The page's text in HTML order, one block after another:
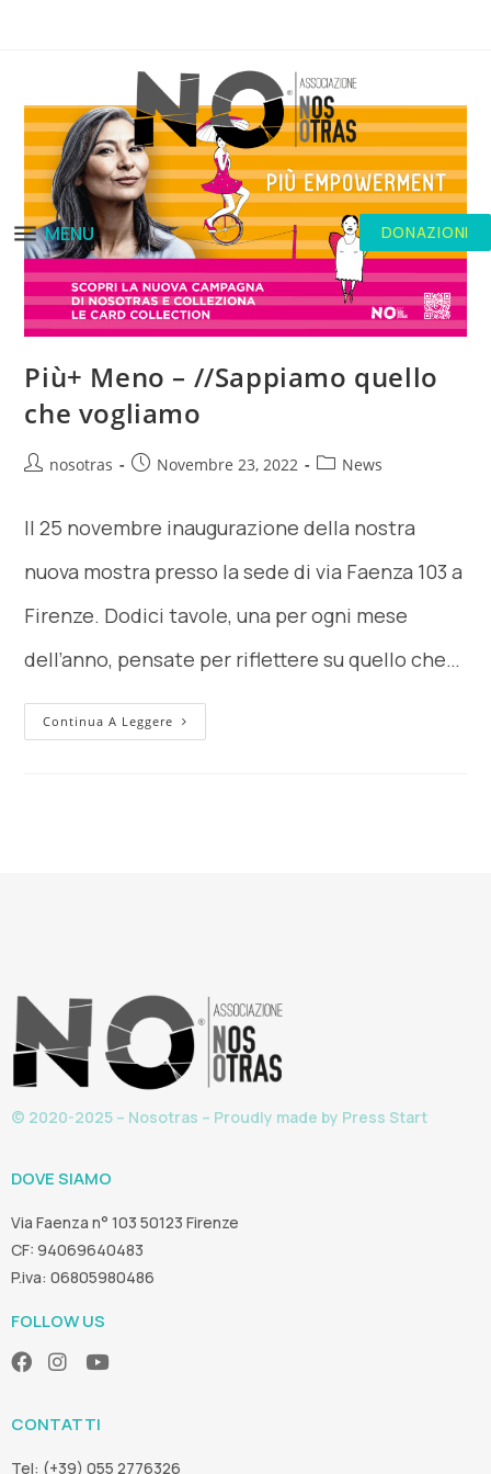
MENU DONAZIONI
Più+ Meno – //Sappiamo quello
che vogliamo
nosotras Novembre 23, 2022 News
Il 25 novembre inaugurazione della nostra
nuova mostra presso la sede di via Faenza 103 a
Firenze. Dodici tavole, una per ogni mese
dell’anno, pensate per riflettere su quello che…
Continua A Leggere
© 2020-2025 – Nosotras – Proudly made by Press Start
DOVE SIAMO
Via Faenza n° 103 50123 Firenze
CF: 94069640483
P.iva: 06805980486
FOLLOW US
CONTATTI
Tel: (+39) 055 2776326